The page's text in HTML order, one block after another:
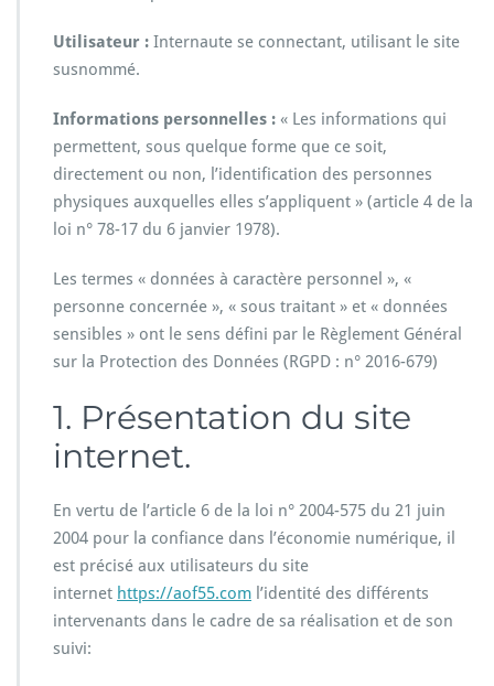
Utilisateur : Internaute se connectant, utilisant le site
susnommé.
Informations personnelles : « Les informations qui
permettent, sous quelque forme que ce soit,
directement ou non, l’identification des personnes
physiques auxquelles elles s’appliquent » (article 4 de la
loi n° 78-17 du 6 janvier 1978).
Les termes « données à caractère personnel », «
personne concernée », « sous traitant » et « données
sensibles » ont le sens défini par le Règlement Général
sur la Protection des Données (RGPD : n° 2016-679)
1. Présentation du site
internet.
En vertu de l’article 6 de la loi n° 2004-575 du 21 juin
2004 pour la confiance dans l’économie numérique, il
est précisé aux utilisateurs du site
internet https://aof55.com l’identité des différents
intervenants dans le cadre de sa réalisation et de son
suivi: